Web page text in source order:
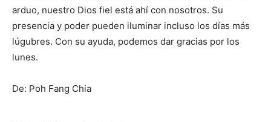
arduo, nuestro Dios fiel está ahí con nosotros. Su
presencia y poder pueden iluminar incluso los días más
lúgubres. Con su ayuda, podemos dar gracias por los
lunes.
De: Poh Fang Chia